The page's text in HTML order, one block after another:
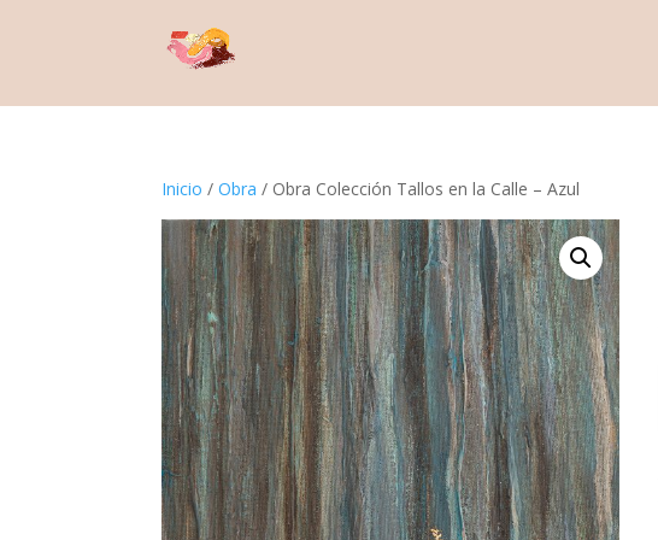
Inicio /Obra / Obra Colección Tallos en la Calle – Azul